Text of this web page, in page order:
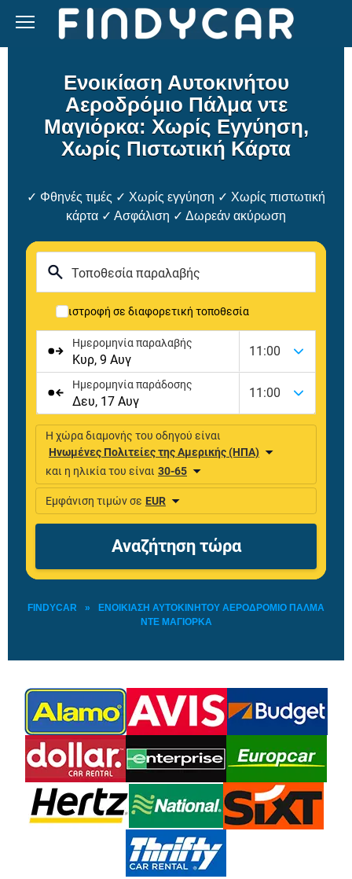
content
Ενοικίαση Αυτοκινήτου
Αεροδρόμιο Πάλμα ντε
Μαγιόρκα: Χωρίς Εγγύηση,
Χωρίς Πιστωτική Κάρτα
✓ Φθηνές τιμές ✓ Χωρίς εγγύηση ✓ Χωρίς πιστωτική
κάρτα ✓ Ασφάλιση ✓ Δωρεάν ακύρωση
FINDYCAR »
ΕΝΟΙΚΊΑΣΗ ΑΥΤΟΚΙΝΉΤΟΥ ΑΕΡΟΔΡΌΜΙΟ ΠΆΛΜΑ
ΝΤΕ ΜΑΓΙΌΡΚΑ